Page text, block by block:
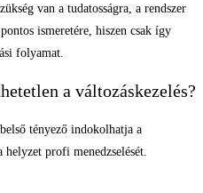
van a tudatosságra, a rendszer
ismeretére, hiszen csak így
folyamat.
a változáskezelés?
tényező indokolhatja a
helyzet profi menedzselését.